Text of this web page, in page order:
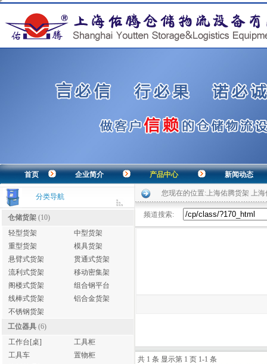
首页 企业简介 产品中心 新闻动态
分类导航
仓储货架 (10)
轻型货架
中型货架
重型货架
模具货架
悬臂式货架
贯通式货架
流利式货架
移动密集架
阁楼式货架
组合钢平台
线棒式货架
铝合金货架
不锈钢货架
工位器具 (6)
工作台[桌]
工具柜
工具车
置物柜
您现在的位置:上海佑腾货架 上
频道搜索:
共 1 条 显示第 1 页 1-1 条